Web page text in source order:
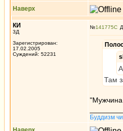
Наверх
КИ
3Д
Зарегистрирован:
17.02.2005
Суждений: 52231
№141775
Там
"Мужчина
Буддизм